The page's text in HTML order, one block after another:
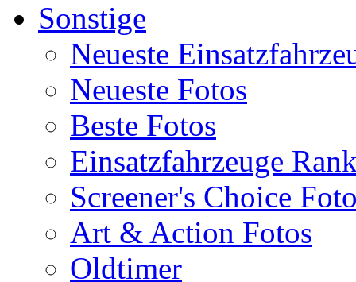
Sonstige
Neueste
Neueste Fotos
Beste Fotos
Einsatzfahrzeuge
Screener's Choice
Art & Action Fotos
Oldtimer